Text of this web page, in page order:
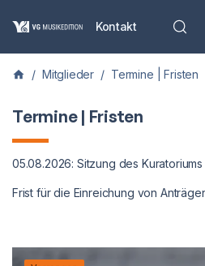
Kontakt
/ Mitglieder / Termine | Fristen
Termine | Fristen
05.08.2026: Sitzung des
Frist für die Einreichung von